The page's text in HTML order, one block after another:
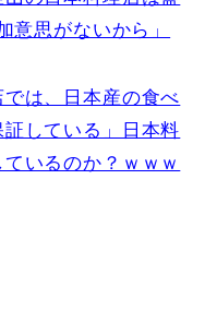
意思がないから」
は、日本産の食べ
している」日本料
いるのか？ｗｗｗ